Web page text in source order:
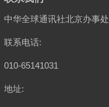
中华全球通讯社北京办事处
联系电话:
010-65141031
地址: